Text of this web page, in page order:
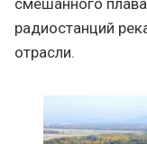
смешанного
радиостанций
отрасли.